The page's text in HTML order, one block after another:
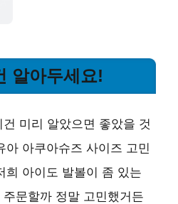
알아두세요!
미리 알았으면 좋았을 것
아쿠아슈즈 사이즈 고민
희 아이도 발볼이 좀 있는
문할까 정말 고민했거든